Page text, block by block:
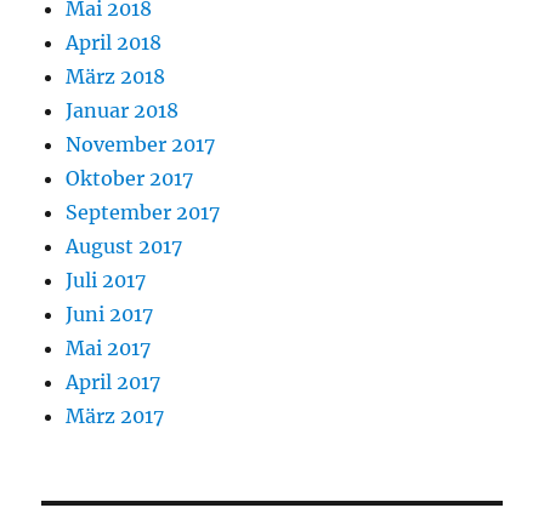
Mai 2018
April 2018
März 2018
Januar 2018
November 2017
Oktober 2017
September 2017
August 2017
Juli 2017
Juni 2017
Mai 2017
April 2017
März 2017